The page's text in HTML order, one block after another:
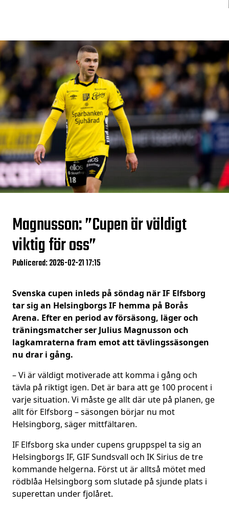
Magnusson: ”Cupen är väldigt
viktig för oss”
Publicerad: 2026-02-21 17:15
Svenska cupen inleds på söndag när IF Elfsborg
tar sig an Helsingborgs IF hemma på Borås
Arena. Efter en period av försäsong, läger och
träningsmatcher ser Julius Magnusson och
lagkamraterna fram emot att tävlingssäsongen
nu drar i gång.
– Vi är väldigt motiverade att komma i gång och
tävla på riktigt igen. Det är bara att ge 100 procent i
varje situation. Vi måste ge allt där ute på planen, ge
allt för Elfsborg – säsongen börjar nu mot
Helsingborg, säger mittfältaren.
IF Elfsborg ska under cupens gruppspel ta sig an
Helsingborgs IF, GIF Sundsvall och IK Sirius de tre
kommande helgerna. Först ut är alltså mötet med
rödblåa Helsingborg som slutade på sjunde plats i
superettan under fjolåret.